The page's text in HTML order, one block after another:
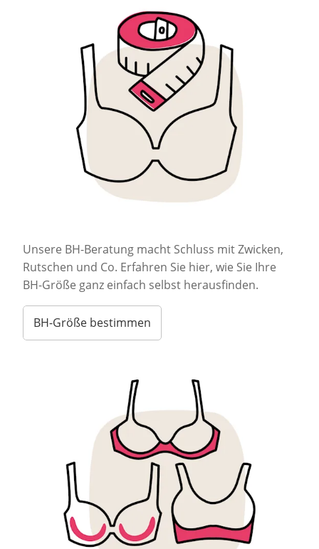
Unsere BH-Beratung macht Schluss mit Zwicken,
Rutschen und Co. Erfahren Sie hier, wie Sie Ihre
BH-Größe ganz einfach selbst herausfinden.
BH-Größe bestimmen